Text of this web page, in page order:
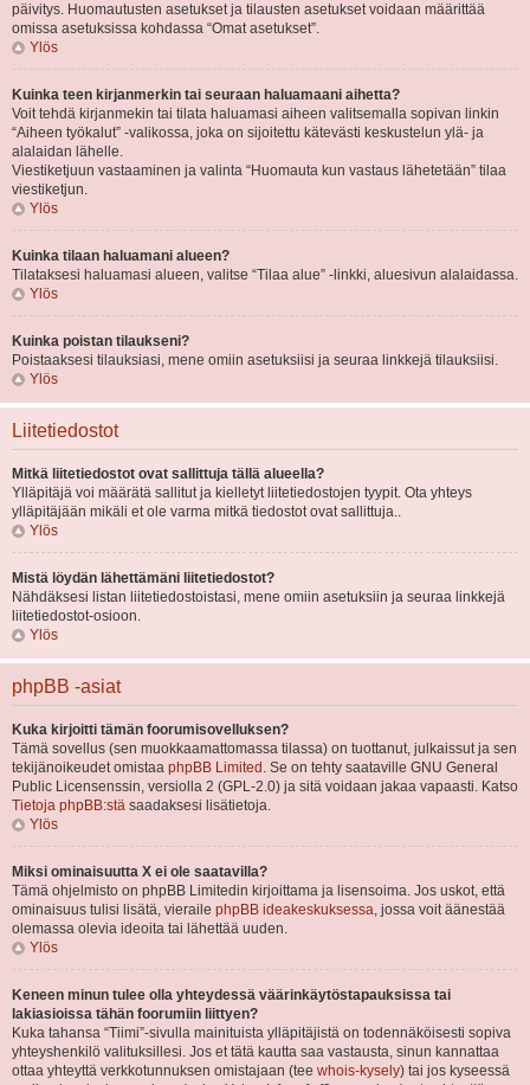
päivitys. Huomautusten asetukset ja tilausten asetukset voidaan määrittää
omissa asetuksissa kohdassa “Omat asetukset”.
Ylös
Kuinka teen kirjanmerkin tai seuraan haluamaani aihetta?
Voit tehdä kirjanmekin tai tilata haluamasi aiheen valitsemalla sopivan linkin
“Aiheen työkalut” -valikossa, joka on sijoitettu kätevästi keskustelun ylä- ja
alalaidan lähelle.
Viestiketjuun vastaaminen ja valinta “Huomauta kun vastaus lähetetään” tilaa
viestiketjun.
Ylös
Kuinka tilaan haluamani alueen?
Tilataksesi haluamasi alueen, valitse “Tilaa alue” -linkki, aluesivun alalaidassa.
Ylös
Kuinka poistan tilaukseni?
Poistaaksesi tilauksiasi, mene omiin asetuksiisi ja seuraa linkkejä tilauksiisi.
Ylös
Liitetiedostot
Mitkä liitetiedostot ovat sallittuja tällä alueella?
Ylläpitäjä voi määrätä sallitut ja kielletyt liitetiedostojen tyypit. Ota yhteys
ylläpitäjään mikäli et ole varma mitkä tiedostot ovat sallittuja..
Ylös
Mistä löydän lähettämäni liitetiedostot?
Nähdäksesi listan liitetiedostoistasi, mene omiin asetuksiin ja seuraa linkkejä
liitetiedostot-osioon.
Ylös
phpBB -asiat
Kuka kirjoitti tämän foorumisovelluksen?
Tämä sovellus (sen muokkaamattomassa tilassa) on tuottanut, julkaissut ja sen
tekijänoikeudet omistaa phpBB Limited . Se on tehty saataville GNU General
Public Licensenssin, versiolla 2 (GPL-2.0) ja sitä voidaan jakaa vapaasti. Katso
Tietoja phpBB:stä saadaksesi lisätietoja.
Ylös
Miksi ominaisuutta X ei ole saatavilla?
Tämä ohjelmisto on phpBB Limitedin kirjoittama ja lisensoima. Jos uskot, että
ominaisuus tulisi lisätä, vieraile phpBB ideakeskuksessa, jossa voit äänestää
olemassa olevia ideoita tai lähettää uuden.
Ylös
Keneen minun tulee olla yhteydessä väärinkäytöstapauksissa tai
lakiasioissa tähän foorumiin liittyen?
Kuka tahansa “Tiimi”-sivulla mainituista ylläpitäjistä on todennäköisesti sopiva
yhteyshenkilö valituksillesi. Jos et tätä kautta saa vastausta, sinun kannattaa
ottaa yhteyttä verkkotunnuksen omistajaan (tee whois-kysely) tai jos kyseessä